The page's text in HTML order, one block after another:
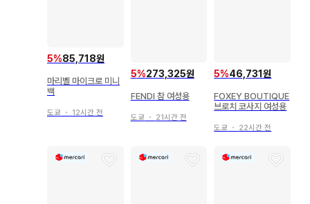
5%85,718원
마리벨 마이크로 미니
백
도쿄 ・ 12시간 전
5%273,325원
FENDI 참 여성용
도쿄 ・ 21시간 전
5%46,731원
FOXEY BOUTIQUE
브로치 코사지 여성용
도쿄 ・ 22시간 전